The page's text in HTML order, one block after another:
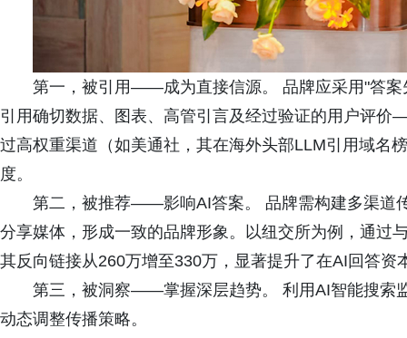
第一，被引用——成为直接信源。 品牌应采用"答案
引用确切数据、图表、高管引言及经过验证的用户评
过高权重渠道（如美通社，其在海外头部LLM引用域名
度。
第二，被推荐——影响AI答案。 品牌需构建多渠道
分享媒体，形成一致的品牌形象。以纽交所为例，通过
其反向链接从260万增至330万，显著提升了在AI回答资
第三，被洞察——掌握深层趋势。 利用AI智能搜索
动态调整传播策略。